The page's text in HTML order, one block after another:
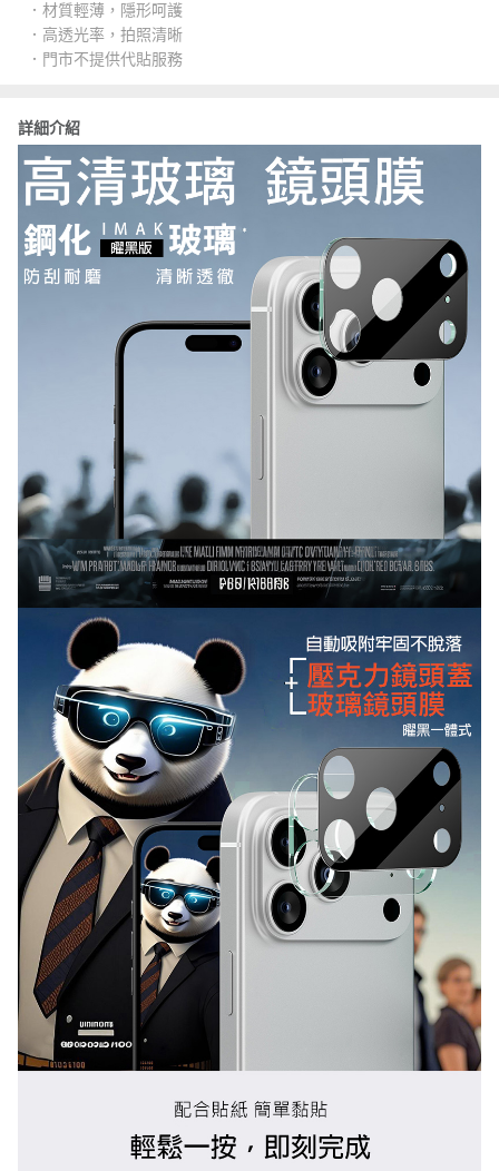
．材質輕薄，隱形呵護
．高透光率，拍照清晰
．門市不提供代貼服務
詳細介紹